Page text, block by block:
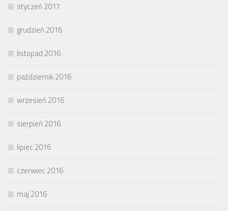
styczeń 2017
grudzień 2016
listopad 2016
październik 2016
wrzesień 2016
sierpień 2016
lipiec 2016
czerwiec 2016
maj 2016